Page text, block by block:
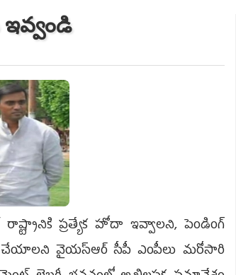
ఇవ్వండి
రాష్ట్రానికి ప్రత్యేక హోదా ఇవ్వాలని, పెండింగ్‌
చేయాలని వైయస్‌ఆర్‌ సీపీ ఎంపీలు మరోసారి